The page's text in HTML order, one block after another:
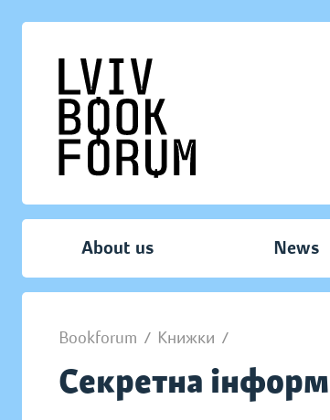
About us News
Bookforum / Книжки /
Секретна